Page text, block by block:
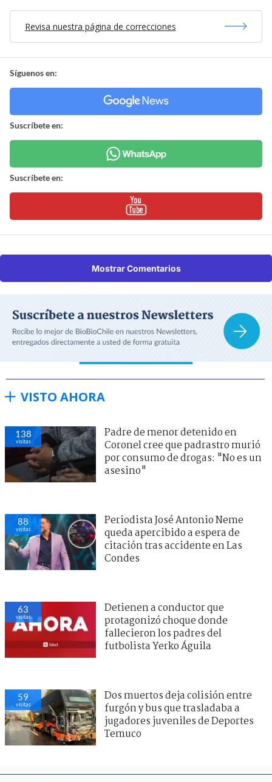
Revisa nuestra página de correcciones
Síguenos en:
Suscríbete en:
Suscríbete en:
Mostrar Comentarios
VISTO AHORA
138
visitas
Padre de menor detenido en
Coronel cree que padrastro murió
por consumo de drogas: "No es un
asesino"
88
visitas
Periodista José Antonio Neme
queda apercibido a espera de
citación tras accidente en Las
Condes
63
visitas
Detienen a conductor que
protagonizó choque donde
fallecieron los padres del
futbolista Yerko Águila
59
visitas
Dos muertos deja colisión entre
furgón y bus que trasladaba a
jugadores juveniles de Deportes
Temuco